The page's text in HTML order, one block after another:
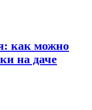
как можно
на даче